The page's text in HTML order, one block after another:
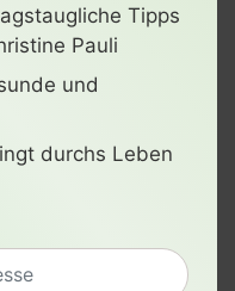
Tipps
Pauli
und
durchs Leben